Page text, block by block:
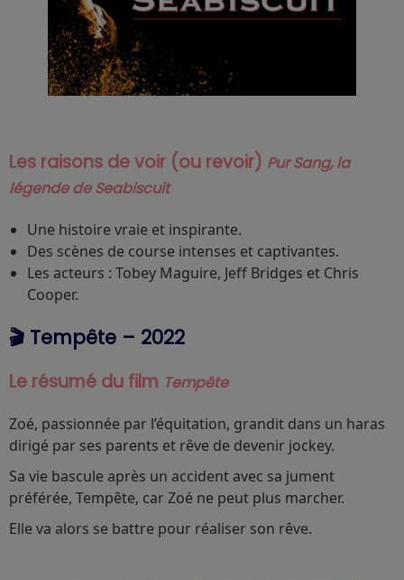
Les raisons de voir (ou revoir) Pur Sang, la
légende de Seabiscuit
Une histoire vraie et inspirante.
Des scènes de course intenses et captivantes.
Les acteurs : Tobey Maguire, Jeff Bridges et Chris
Cooper.
🎬 Tempête – 2022
Le résumé du film Tempête
Zoé, passionnée par l’équitation, grandit dans un haras
dirigé par ses parents et rêve de devenir jockey.
Sa vie bascule après un accident avec sa jument
préférée, Tempête, car Zoé ne peut plus marcher.
Elle va alors se battre pour réaliser son rêve.